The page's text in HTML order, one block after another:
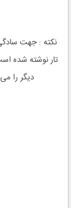
نکته : جهت
تارنوشته شده
دیگر را